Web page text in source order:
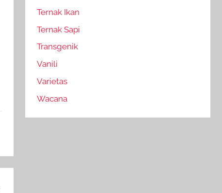
Ternak Ikan
Ternak Sapi
Transgenik
Vanili
Varietas
Wacana